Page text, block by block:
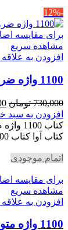
-12%
برای مقایسه
مشاهده سریع
افزودن به
1100 واژه ضروری متون حقوقی -رمضانی
730,000 تومان
افزودن به سبد
کتاب
کتاب آوا کتاب 1100 واژه ضروری متون حقوقی و مترادف
اتمام موجودی
برای مقایسه
مشاهده سریع
افزودن به
1100 واژه متون حقوقی رمضانی – حقوق یار